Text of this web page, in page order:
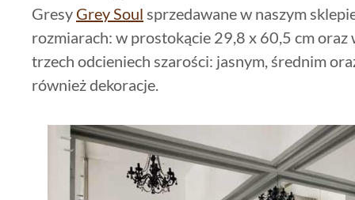
Gresy Grey Soul sprzedawane w naszym
rozmiarach: w prostokącie 29,8 x 60,5 cm
trzech odcieniech szarości: jasnym, średnim
również dekoracje.